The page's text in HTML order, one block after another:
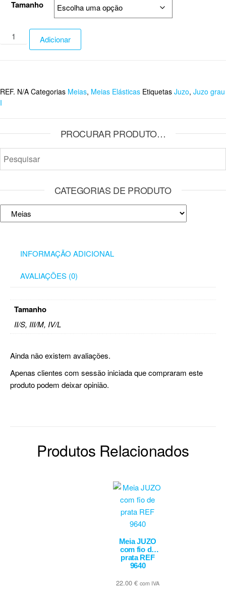
Tamanho
Adicionar
REF. N/A Categorias Meias, Meias Elásticas Etiquetas Juzo, Juzo grau
I
PROCURAR PRODUTO…
CATEGORIAS DE PRODUTO
INFORMAÇÃO ADICIONAL
AVALIAÇÕES (0)
Tamanho
II/S, III/M, IV/L
Ainda não existem avaliações.
Apenas clientes com sessão iniciada que compraram este
produto podem deixar opinião.
Produtos Relacionados
Meia JUZO
com fio de
prata REF
9640
22.00 € com IVA